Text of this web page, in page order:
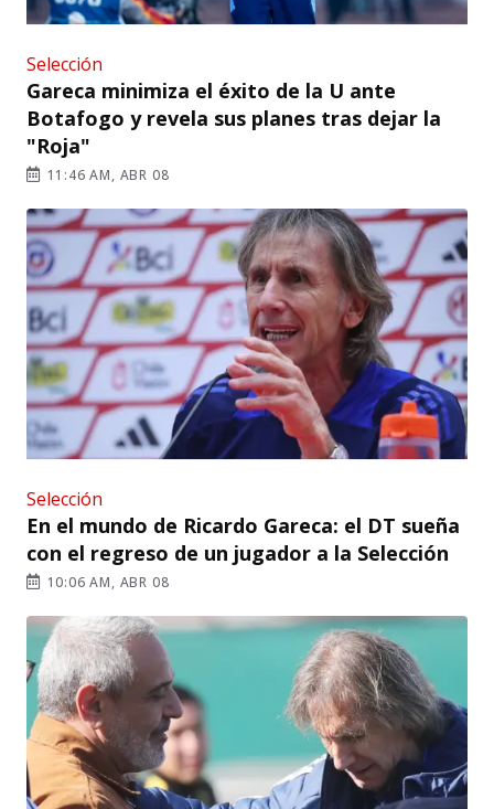
Selección
Gareca minimiza el éxito de la U ante
Botafogo y revela sus planes tras dejar la
"Roja"
11:46 AM, ABR 08
Selección
En el mundo de Ricardo Gareca: el DT sueña
con el regreso de un jugador a la Selección
10:06 AM, ABR 08